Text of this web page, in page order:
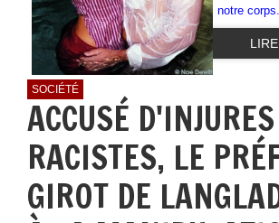
notre corps.
SOCIÉTÉ
ACCUSÉ D'INJURES
RACISTES, LE
GIROT DE